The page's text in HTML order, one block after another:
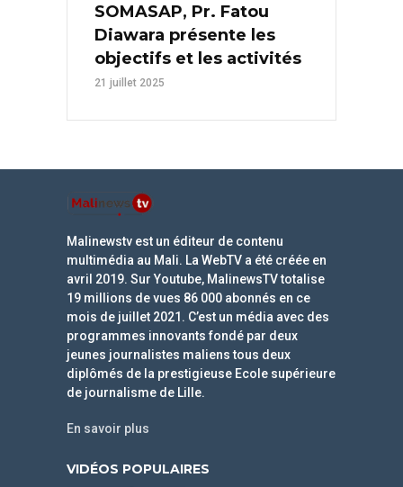
SOMASAP, Pr. Fatou
Diawara présente les
objectifs et les activités
21 juillet 2025
Malinewstv est un éditeur de contenu
multimédia au Mali. La WebTV a été créée en
avril 2019. Sur Youtube, MalinewsTV totalise
19 millions de vues 86 000 abonnés en ce
mois de juillet 2021. C’est un média avec des
programmes innovants fondé par deux
jeunes journalistes maliens tous deux
diplômés de la prestigieuse Ecole supérieure
de journalisme de Lille.
En savoir plus
VIDÉOS POPULAIRES